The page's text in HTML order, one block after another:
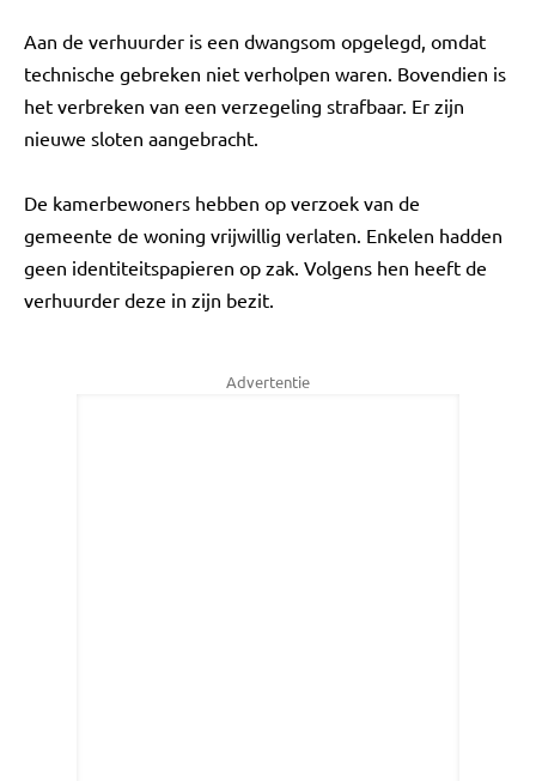
Aan de verhuurder is een dwangsom opgelegd, omdat
technische gebreken niet verholpen waren. Bovendien is
het verbreken van een verzegeling strafbaar. Er zijn
nieuwe sloten aangebracht.
De kamerbewoners hebben op verzoek van de
gemeente de woning vrijwillig verlaten. Enkelen hadden
geen identiteitspapieren op zak. Volgens hen heeft de
verhuurder deze in zijn bezit.
Advertentie